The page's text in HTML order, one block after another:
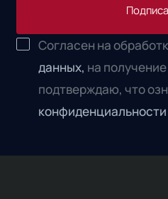
Согласен на
данных, на получение
подтверждаю, что